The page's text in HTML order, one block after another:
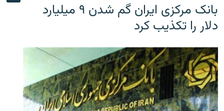
بانک مرکزی ایران گم شدن ۹ میلیارد
دلار را تکذیب کرد